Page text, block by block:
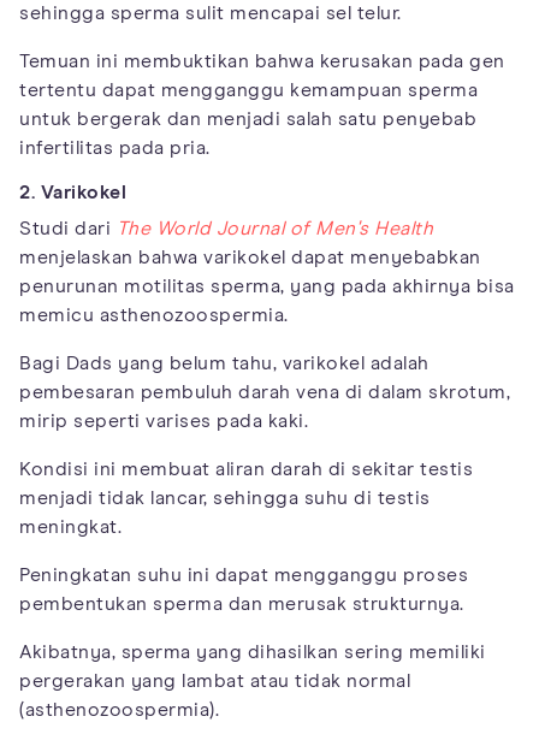
sehingga sperma sulit mencapai sel telur.
Temuan ini membuktikan bahwa kerusakan pada gen
tertentu dapat mengganggu kemampuan sperma
untuk bergerak dan menjadi salah satu penyebab
infertilitas pada pria.
2. Varikokel
Studi dari The World Journal of Men's Health
menjelaskan bahwa varikokel dapat menyebabkan
penurunan motilitas sperma, yang pada akhirnya bisa
memicu asthenozoospermia.
Bagi Dads yang belum tahu, varikokel adalah
pembesaran pembuluh darah vena di dalam skrotum,
mirip seperti varises pada kaki.
Kondisi ini membuat aliran darah di sekitar testis
menjadi tidak lancar, sehingga suhu di testis
meningkat.
Peningkatan suhu ini dapat mengganggu proses
pembentukan sperma dan merusak strukturnya.
Akibatnya, sperma yang dihasilkan sering memiliki
pergerakan yang lambat atau tidak normal
(asthenozoospermia).